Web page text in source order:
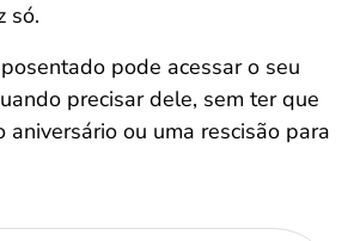
só.
pode acessar o seu
precisar dele, sem ter que
aniversário ou uma rescisão para